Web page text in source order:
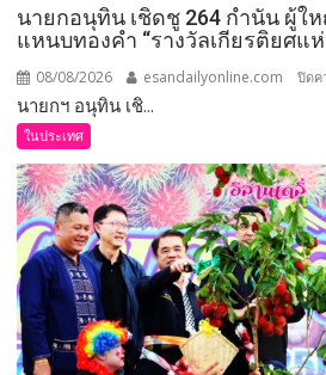
นายกอนุทิน เชิดชู 264 กำนัน ผู้ใ
แหนบทองคำ “รางวัลเกียรติยศแห่
08/08/2026 esandailyonline.com ปิดค
นายกฯ อนุทิน เชิ...
ในประเทศ